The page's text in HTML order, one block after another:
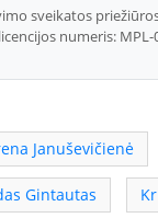
sveikatos
numeris:
Januševičienė
Gintautas